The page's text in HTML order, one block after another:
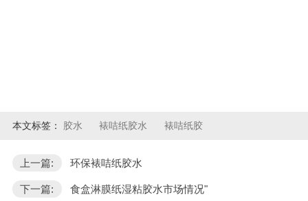
本文标签： 胶水 裱咭纸胶水 裱咭纸胶
上一篇: 环保裱咭纸胶水
下一篇: 食盒淋膜纸湿粘胶水市场情况"